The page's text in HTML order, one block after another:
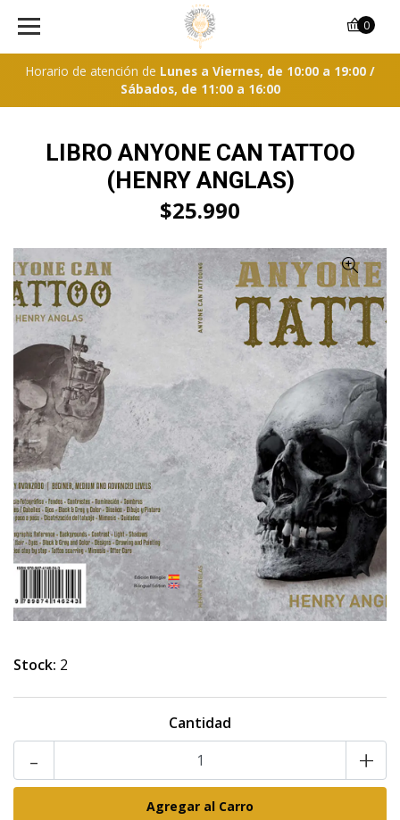
Horario de atención de Lunes a Viernes, de 10:00 a 19:00 /
Sábados, de 11:00 a 16:00
0
LIBRO ANYONE CAN TATTOO
(HENRY ANGLAS)
$25.990
Stock: 2
Cantidad
- +